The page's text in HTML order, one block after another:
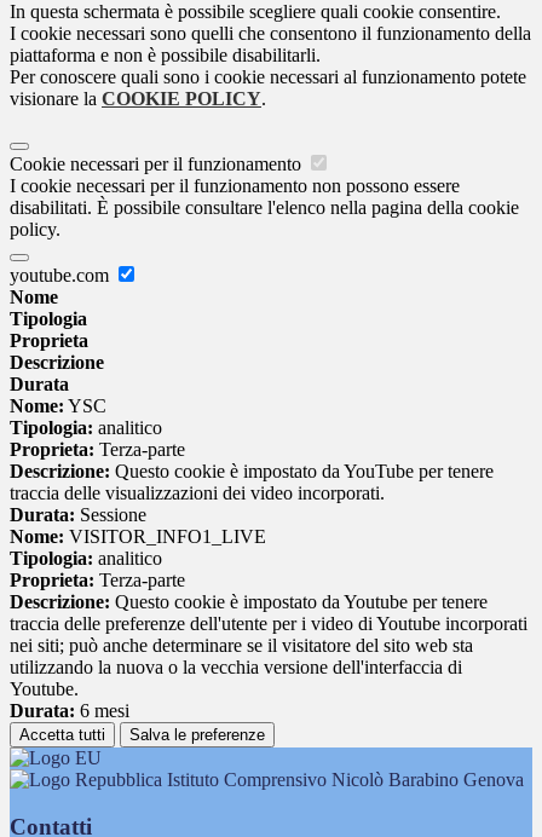
In questa schermata è possibile scegliere quali cookie consentire.
I cookie necessari sono quelli che consentono il funzionamento della
piattaforma e non è possibile disabilitarli.
Per conoscere quali sono i cookie necessari al funzionamento potete
visionare la COOKIE POLICY.
Cookie necessari per il funzionamento
I cookie necessari per il funzionamento non possono essere
disabilitati. È possibile consultare l'elenco nella pagina della cookie
policy.
youtube.com
Nome
Tipologia
Proprieta
Descrizione
Durata
Nome: YSC
Tipologia: analitico
Proprieta: Terza-parte
Descrizione: Questo cookie è impostato da YouTube per tenere
traccia delle visualizzazioni dei video incorporati.
Durata: Sessione
Nome: VISITOR_INFO1_LIVE
Tipologia: analitico
Proprieta: Terza-parte
Descrizione: Questo cookie è impostato da Youtube per tenere
traccia delle preferenze dell'utente per i video di Youtube incorporati
nei siti; può anche determinare se il visitatore del sito web sta
utilizzando la nuova o la vecchia versione dell'interfaccia di
Youtube.
Durata: 6 mesi
Accetta tutti Salva le preferenze
Istituto Comprensivo Nicolò Barabino Genova
Contatti